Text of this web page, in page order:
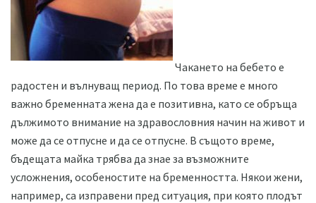
Чакането на бебето е
радостен и вълнуващ период. По това време е много
важно бременната жена да е позитивна, като се обръща
дължимото внимание на здравословния начин на живот и
може да се отпусне и да се отпусне. В същото време,
бъдещата майка трябва да знае за възможните
усложнения, особеностите на бременността. Някои жени,
например, са изправени пред ситуация, при която плодът